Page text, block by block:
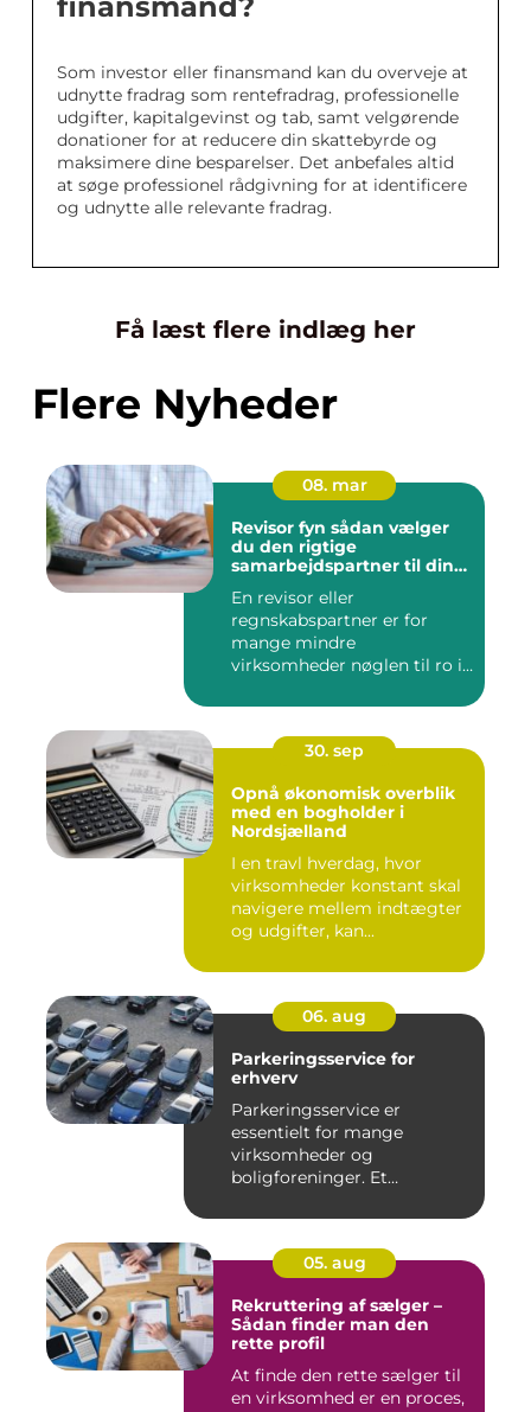
Som investor eller finansmand kan du overveje at
udnytte fradrag som rentefradrag, professionelle
udgifter, kapitalgevinst og tab, samt velgørende
donationer for at reducere din skattebyrde og
maksimere dine besparelser. Det anbefales altid
at søge professionel rådgivning for at identificere
og udnytte alle relevante fradrag.
Få læst flere indlæg her
Flere Nyheder
08. mar
Revisor fyn sådan vælger
du den rigtige
samarbejdspartner til din
En revisor eller
regnskabspartner er for
mange mindre
virksomheder nøglen til ro i
30. sep
Opnå økonomisk overblik
med en bogholder i
Nordsjælland
I en travl hverdag, hvor
virksomheder konstant skal
navigere mellem indtægter
og udgifter, kan...
06. aug
Parkeringsservice for
erhverv
Parkeringsservice er
essentielt for mange
virksomheder og
boligforeninger. Et
05. aug
Rekruttering af sælger –
Sådan finder man den
rette profil
At finde den rette sælger til
en virksomhed er en proces,